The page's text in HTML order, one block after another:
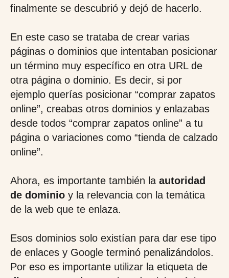
finalmente se descubrió y dejó de hacerlo.
En este caso se trataba de crear varias
páginas o dominios que intentaban posicionar
un término muy específico en otra URL de
otra página o dominio. Es decir, si por
ejemplo querías posicionar “comprar zapatos
online”, creabas otros dominios y enlazabas
desde todos “comprar zapatos online” a tu
página o variaciones como “tienda de calzado
online”.
Ahora, es importante también la autoridad
de dominio y la relevancia con la temática
de la web que te enlaza.
Esos dominios solo existían para dar ese tipo
de enlaces y Google terminó penalizándolos.
Por eso es importante utilizar la etiqueta de